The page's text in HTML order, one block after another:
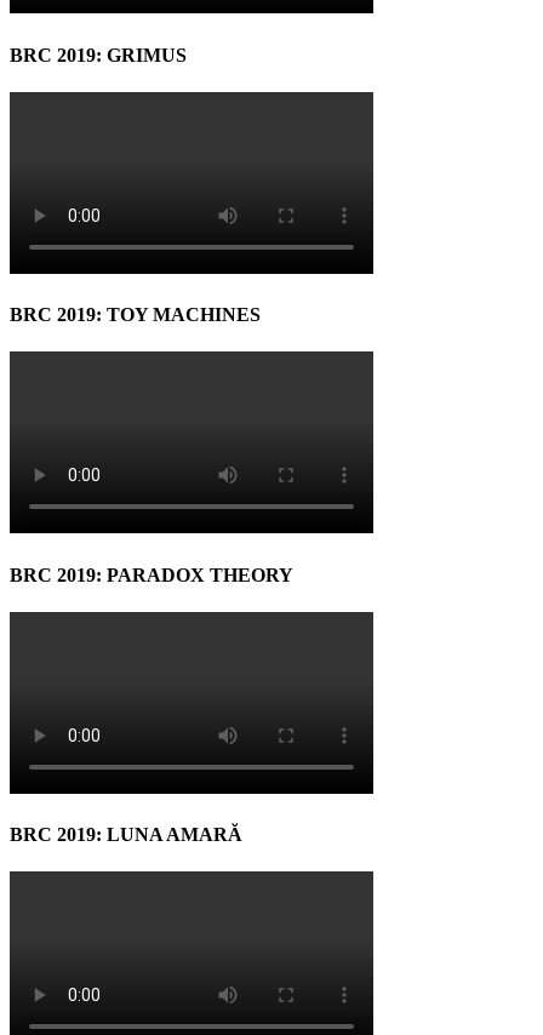
BRC 2019: GRIMUS
BRC 2019: TOY MACHINES
BRC 2019: PARADOX THEORY
BRC 2019: LUNA AMARĂ